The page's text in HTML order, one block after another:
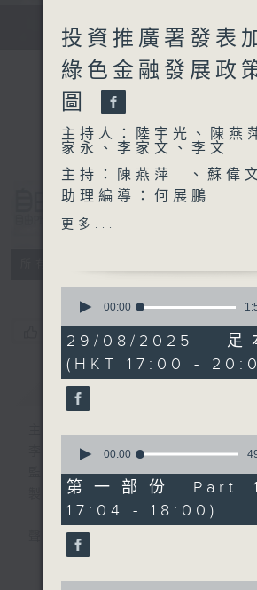
聲音更立體 意見
自由風自
PHONE
您喜歡這個節目嗎?
簡介 GIST
監製：蕭洛汶
製作：香港電台公共事務組
聲音更立體 意見更多元
1872311 始終如一
投資推廣署發表
綠色金融發展政
圖
主持人：陸宇光、陳燕
家永、李家文、李文
主持：陳燕萍 、蘇偉
助理編導：何展鵬
高級編導：李以莊
更多...
seconds
1
hour,
50
minutes,
20
seconds
00:00
29/08/2025 - 足
(HKT 17:00 -
seconds
49
minutes,
20
seconds
00:00
第一部份 Part
17:04 - 18:00)